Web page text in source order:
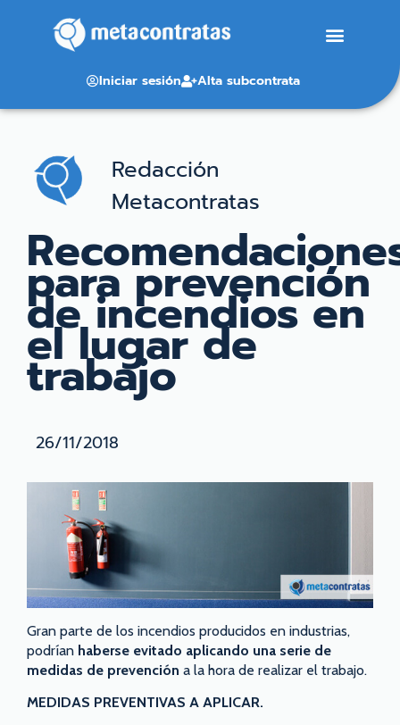
Iniciar sesión Alta subcontrata
Redacción
Metacontratas
para prevención
de incendios en
el lugar de
trabajo
26/11/2018
Gran parte de los incendios producidos en industrias,
podrían haberse evitado aplicando una serie de
medidas de prevención a la hora de realizar el trabajo.
MEDIDAS PREVENTIVAS A APLICAR.